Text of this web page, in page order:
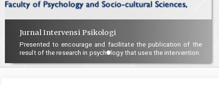
Jurnal Intervensi Psikologi
Presented to encourage and facilitate the publication of the
result of the research in psychology that uses the intervention.